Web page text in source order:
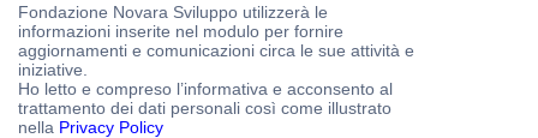
Fondazione Novara Sviluppo utilizzerà le
informazioni inserite nel modulo per fornire
aggiornamenti e comunicazioni circa le sue attività e
iniziative.
Ho letto e compreso l’informativa e acconsento al
trattamento dei dati personali così come illustrato
nella Privacy Policy